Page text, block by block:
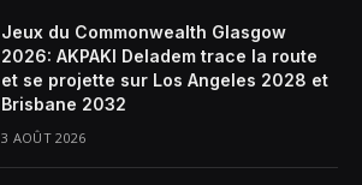
Jeux du Commonwealth Glasgow
2026: AKPAKI Deladem trace la route
et se projette sur Los Angeles 2028 et
Brisbane 2032
3 AOÛT 2026